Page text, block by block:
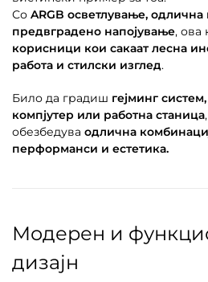
Со ARGB осветлување, одлична
предвградено напојување, ова
корисници кои сакаат лесна
работа и стилски изглед.
Било да градиш гејминг
компјутер или работна станица
обезбедува одлична
перформанси и естетика.
Модерен и
дизајн